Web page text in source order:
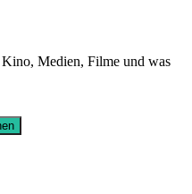
Medien, Filme und was